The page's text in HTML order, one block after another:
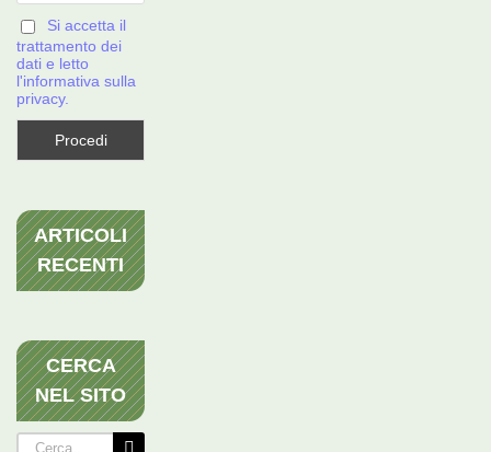
Si accetta il
trattamento dei
dati e letto
l'informativa sulla
privacy.
ARTICOLI
RECENTI
CERCA
NEL SITO
Cerca